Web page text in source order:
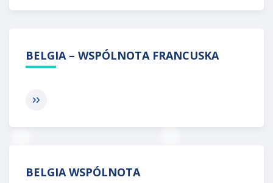
BELGIA – WSPÓLNOTA FRANCUSKA
BELGIA WSPÓLNOTA